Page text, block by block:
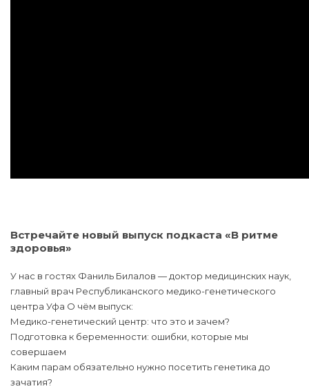
Встречайте новый выпуск подкаста «В ритме
здоровья»
У нас в гостях Фаниль Билалов — доктор медицинских наук,
главный врач Республиканского медико-генетического
центра Уфа О чём выпуск:
Медико-генетический центр: что это и зачем?
Подготовка к беременности: ошибки, которые мы
совершаем
Каким парам обязательно нужно посетить генетика до
зачатия?